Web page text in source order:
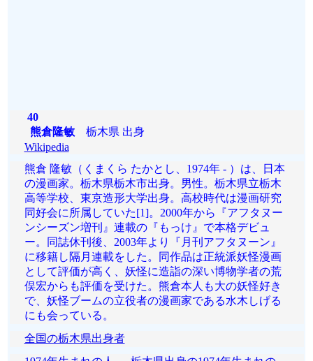
40
熊倉隆敏栃木県 出身
Wikipedia
熊倉 隆敏（くまくら たかとし、1974年 - ）は、日本
の漫画家。栃木県栃木市出身。男性。栃木県立栃木
高等学校、東京造形大学出身。高校時代は漫画研究
同好会に所属していた[1]。2000年から『アフタヌー
ンシーズン増刊』連載の『もっけ』で本格デビュ
ー。同誌休刊後、2003年より『月刊アフタヌーン』
に移籍し隔月連載をした。同作品は正統派妖怪漫画
として評価が高く、妖怪に造詣の深い博物学者の荒
俣宏からも評価を受けた。熊倉本人も大の妖怪好き
で、妖怪ブームの立役者の漫画家である水木しげる
にも会っている。
全国の栃木県出身者